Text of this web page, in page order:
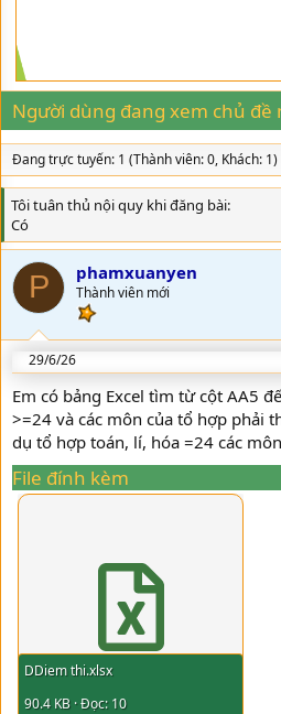
e
r
Người dùng đang xem chủ đề
Đang trực tuyến: 1 (Thành viên: 0, Khách: 1)
Tôi tuân thủ nội quy khi đăng bài
Có
P phamxuanyen
Thành viên mới
29/6/26
Em có bảng Excel tìm từ cột AA5
>=24 và các môn của tổ hợp phải
dụ tổ hợp toán, lí, hóa =24 các
File đính kèm
DDiem thi.xlsx
90.4 KB · Đọc: 10